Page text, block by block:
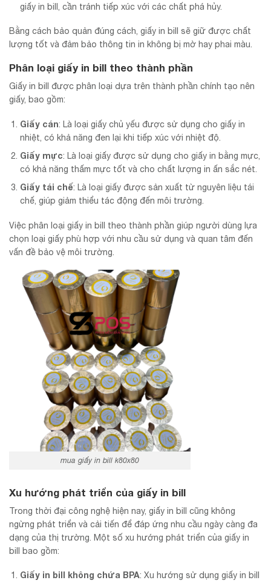
giấy in bill, cần tránh tiếp xúc với các chất phá hủy.
Bằng cách bảo quản đúng cách, giấy in bill sẽ giữ được chất
lượng tốt và đảm bảo thông tin in không bị mờ hay phai màu.
Phân loại giấy in bill theo thành phần
Giấy in bill được phân loại dựa trên thành phần chính tạo nên
giấy, bao gồm:
Giấy cán: Là loại giấy chủ yếu được sử dụng cho giấy in
nhiệt, có khả năng đen lại khi tiếp xúc với nhiệt độ.
Giấy mực: Là loại giấy được sử dụng cho giấy in bằng mực,
có khả năng thấm mực tốt và cho chất lượng in ấn sắc nét.
Giấy tái chế: Là loại giấy được sản xuất từ nguyên liệu tái
chế, giúp giảm thiểu tác động đến môi trường.
Việc phân loại giấy in bill theo thành phần giúp người dùng lựa
chọn loại giấy phù hợp với nhu cầu sử dụng và quan tâm đến
vấn đề bảo vệ môi trường.
mua giấy in bill k80x80
Xu hướng phát triển của giấy in bill
Trong thời đại công nghệ hiện nay, giấy in bill cũng không
ngừng phát triển và cải tiến để đáp ứng nhu cầu ngày càng đa
dạng của thị trường. Một số xu hướng phát triển của giấy in
bill bao gồm:
Giấy in bill không chứa BPA: Xu hướng sử dụng giấy in bill